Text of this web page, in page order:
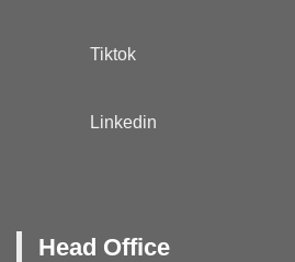
Tiktok
Linkedin
Head Office